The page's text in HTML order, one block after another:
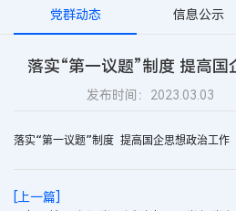
党群动态 信息公示
落实“第一议题”制度 提高
发布时间：2023.03.03
落实“第一议题”制度 提高国企思想政治工作
[上一篇]